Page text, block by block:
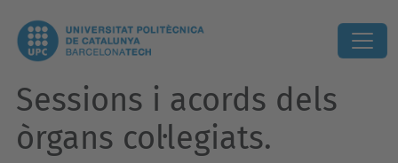
Sessions i acords dels
òrgans col·legiats.